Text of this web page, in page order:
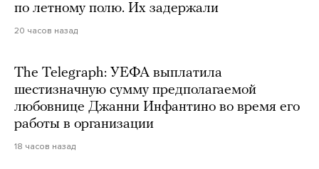
по летному полю. Их задержали
20 часов назад
The Telegraph: УЕФА выплатила
шестизначную сумму предполагаемой
любовнице Джанни Инфантино во время его
работы в организации
18 часов назад